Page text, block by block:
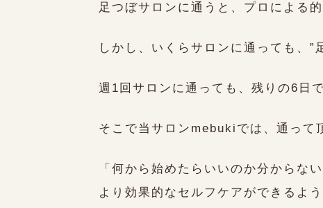
足つぼサロンに通うと、プロによる
しかし、いくらサロンに通っても、
週1回サロンに通っても、残りの6日
そこで当サロンmebukiでは、通って
「何から始めたらいいのか分からな
より効果的なセルフケアができるよう